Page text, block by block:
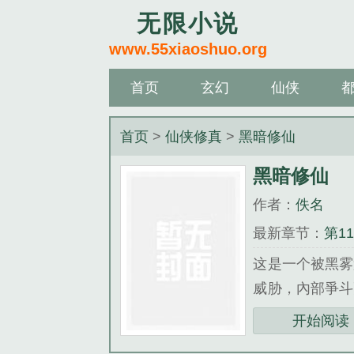
无限小说
www.55xiaoshuo.org
首页 玄幻 仙侠
首页 >仙侠修真 >黑暗修仙
黑暗修仙
作者：佚名
最新章节：第
这是一个被黑
威胁，內部爭
皆可强化」的
张庆，竭尽全
开始阅读